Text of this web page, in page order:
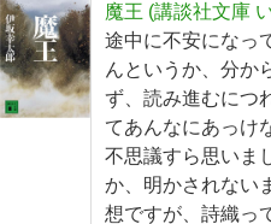
魔王 (講談社文庫
途中に不安になっ
んというか、分か
ず、読み進むにつ
てあんなにあっけ
不思議すら思いま
か、明かされない
想ですが、詩織っ